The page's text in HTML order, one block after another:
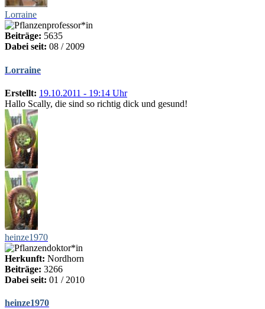
Lorraine
Beiträge: 5635
Dabei seit: 08 / 2009
Lorraine
Erstellt: 19.10.2011 - 19:14 Uhr
Hallo Scally, die sind so richtig dick und gesund!
heinze1970
Herkunft: Nordhorn
Beiträge: 3266
Dabei seit: 01 / 2010
heinze1970